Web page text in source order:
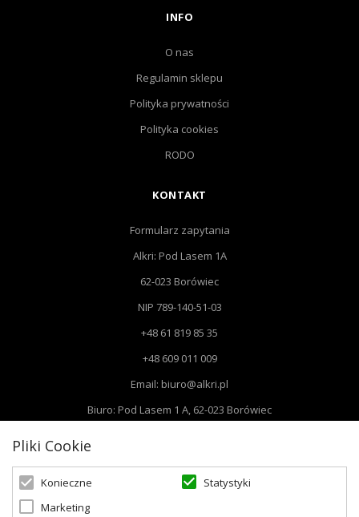
INFO
O nas
Regulamin sklepu
Polityka prywatności
Polityka cookies
RODO
KONTAKT
Formularz zapytania
Alkri: Pod Lasem 1A
62-023 Borówiec
NIP 789-140-51-03
+48 61 819 85 35
+48 609 011 009
Email: biuro@alkri.pl
Biuro: Pod Lasem 1 A, 62-023 Borówiec
Pliki Cookie
Konieczne
Statystyki
Marketing